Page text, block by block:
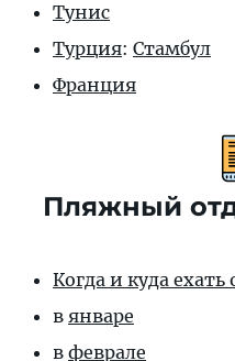
Тунис
Турция: Стамбул
Франция
Пляжный
Когда и куда
в январе
в феврале